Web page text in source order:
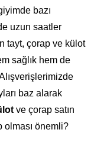
bazı
uzun saatler
tayt, çorap ve külot
sağlık hem de
baz alarak
ve çorap satın
olması önemli?